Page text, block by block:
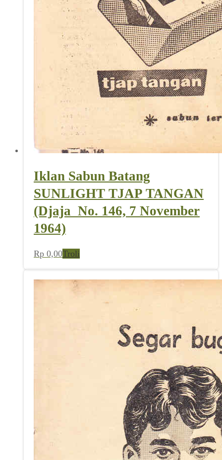
Iklan Sabun Batang
SUNLIGHT TJAP TANGAN
(Djaja_No. 146, 7 November
1964)
Rp 0,00Troli